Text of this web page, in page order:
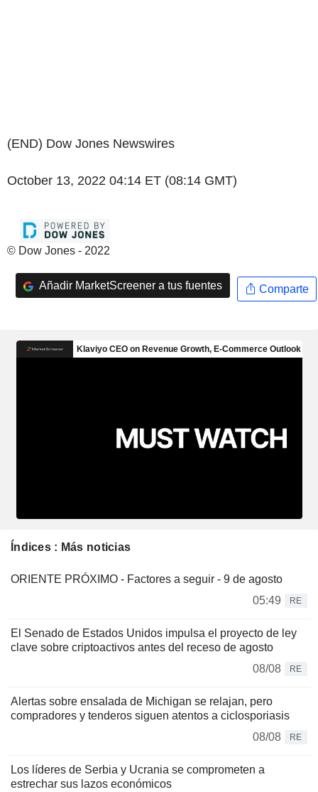
(END) Dow Jones Newswires
October 13, 2022 04:14 ET (08:14 GMT)
© Dow Jones - 2022
Añadir MarketScreener a tus fuentes Comparte
Índices : Más noticias
ORIENTE PRÓXIMO - Factores a seguir - 9 de agosto
05:49
RE
El Senado de Estados Unidos impulsa el proyecto de ley
clave sobre criptoactivos antes del receso de agosto
08/08
RE
Alertas sobre ensalada de Michigan se relajan, pero
compradores y tenderos siguen atentos a ciclosporiasis
08/08
RE
Los líderes de Serbia y Ucrania se comprometen a
estrechar sus lazos económicos